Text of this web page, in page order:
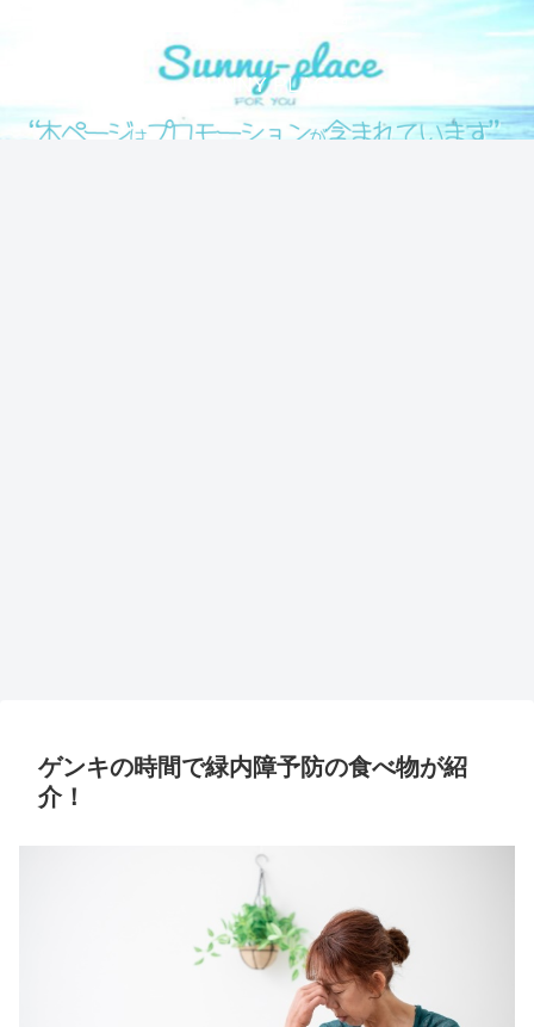
SUNNY PLACE
ゲンキの時間で緑内障予防の食べ物が紹
介！